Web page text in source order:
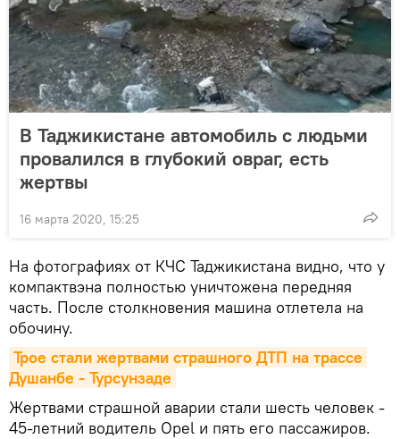
В Таджикистане автомобиль с людьми
провалился в глубокий овраг, есть
жертвы
16 марта 2020, 15:25
На фотографиях от КЧС Таджикистана видно, что у
компактвэна полностью уничтожена передняя
часть. После столкновения машина отлетела на
обочину.
Трое стали жертвами страшного ДТП на трассе
Душанбе - Турсунзаде
Жертвами страшной аварии стали шесть человек -
45-летний водитель Opel и пять его пассажиров.